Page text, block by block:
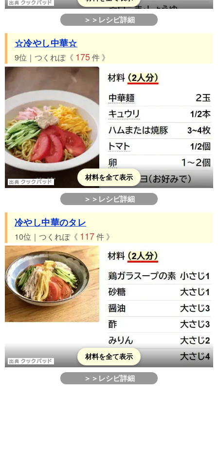
＞＞レシピ詳細
☆冷やし中華☆
9位｜つくれぽ《 175件 》
材料を全て表示
＞＞レシピ詳細
冷やし中華のタレ
10位｜つくれぽ《 117件 》
材料を全て表示
＞＞レシピ詳細